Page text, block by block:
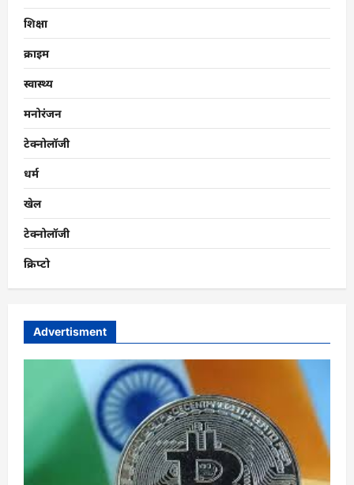
शिक्षा
क्राइम
स्वास्थ्य
मनोरंजन
टेक्नोलॉजी
धर्म
खेल
टेक्नोलॉजी
क्रिप्टो
Advertisment